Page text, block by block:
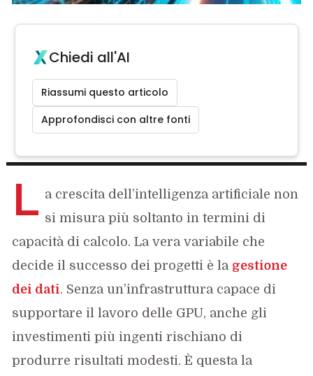
Chiedi all'AI
Riassumi questo articolo
Approfondisci con altre fonti
L a crescita dell’intelligenza artificiale non
si misura più soltanto in termini di
capacità di calcolo. La vera variabile che
decide il successo dei progetti è la gestione
dei dati. Senza un’infrastruttura capace di
supportare il lavoro delle GPU, anche gli
investimenti più ingenti rischiano di
produrre risultati modesti. È questa la